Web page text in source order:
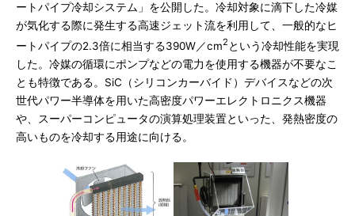
ートパイプ冷却システム」を公開した。冷却対象に滴下した冷媒
が気化する際に発生する高速ジェット流を利用して、一般的なヒ
ートパイプの2.3倍に相当する390W／cm2 という冷却性能を実現
した。冷媒の循環にポンプなどの電力を使用する機器が不要なこ
とも特徴である。SiC（シリコンカーバイド）デバイスなどの次
世代パワー半導体を用いた高密度パワーエレクトロニクス機器
や、スーパーコンピュータの演算処理装置といった、発熱密度の
高いものを冷却する用途に向ける。